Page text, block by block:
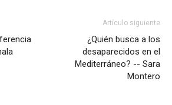
Artículo siguiente
¿Quién busca a los
desaparecidos en el
Mediterráneo? -- Sara
Montero